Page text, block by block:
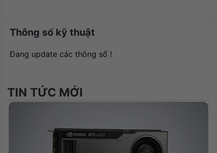
Thông số kỹ thuật
Đang update các thông số !
TIN TỨC MỚI